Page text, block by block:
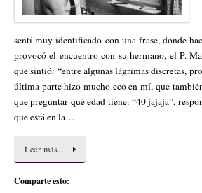
sentí muy identificado con una frase, donde
provocó el encuentro con su hermano, el P.
que sintió: “entre algunas lágrimas discretas,
última parte hizo mucho eco en mí, que
que preguntar qué edad tiene: “40 jajaja”,
que está en la…
Leer más…
Comparte esto: